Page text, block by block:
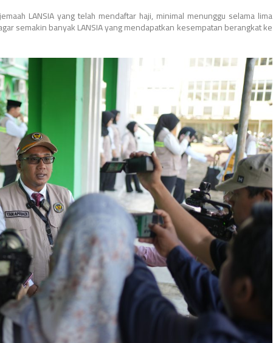
LANSIA yang telah mendaftar haji, minimal menunggu selama lima
semakin banyak LANSIA yang mendapatkan kesempatan berangkat ke